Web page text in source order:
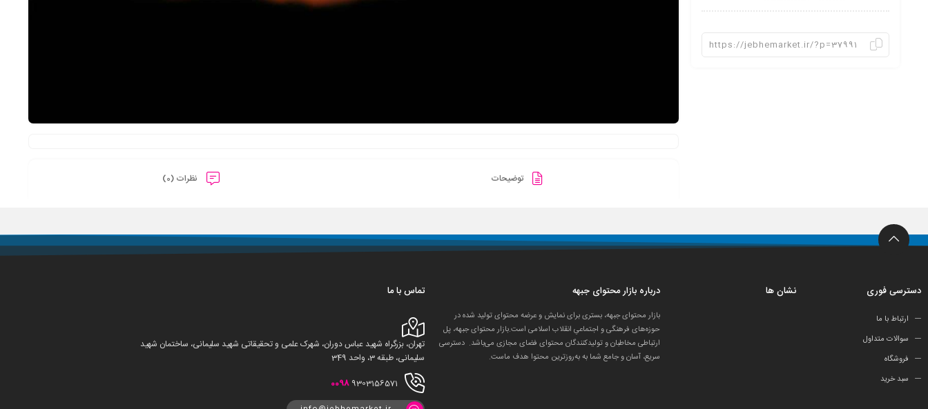
توضیحات نظرات (0)
دسترسی فوری
ارتباط با ما
سوالات متداول
فروشگاه
سبد خرید
نشان ها درباره بازار محتوای جبهه
بازار محتوای جبهه، بستری برای نمایش و عرضه محتوای تولید شده در
حوزه‌های فرهنگی و اجتماعیِ انقلاب اسلامی است.بازار محتوای جبهه، پل
ارتباطی مخاطبان و تولید‌کنندگان محتوای فضای مجازی می‌باشد. دسترسی
سریع، آسان و جامع شما به به‌روزترین محتوا هدف ماست.
تماس با ما
تهران، بزرگراه شهید عباس دوران، شهرک علمی و تحقیقاتی شهید سلیمانی، ساختمان شهید
سلیمانی، طبقه 3، واحد 349
0098 9303156571